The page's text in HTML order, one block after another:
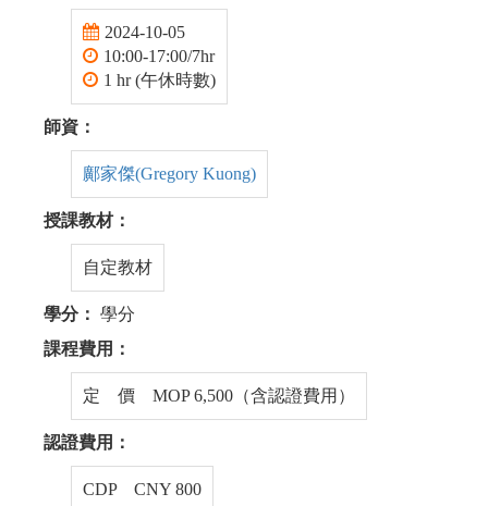
2024-10-05
10:00-17:00/7hr
1 hr (午休時數)
師資：
鄺家傑(Gregory Kuong)
授課教材：
自定教材
學分： 學分
課程費用：
定 價 MOP 6,500（含認證費用）
認證費用：
CDP CNY 800